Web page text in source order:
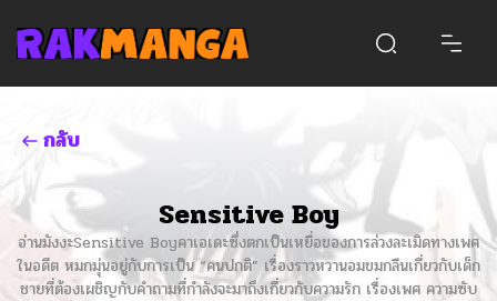
กลับ
Sensitive Boy
อ่านมังงะSensitive Boyคาเอเดะซึ่งตกเป็นเหยื่อของการล่วงละเมิดทางเพศ
ในอดีต หมกมุ่นอยู่กับการเป็น “คนปกติ” เรื่องราวหวานอมขมกลืนเกี่ยวกับเด็ก
ชายที่ต้องเผชิญกับคำถามที่กำลังจะมาถึงเกี่ยวกับความรัก เรื่องเพศ ความซับ